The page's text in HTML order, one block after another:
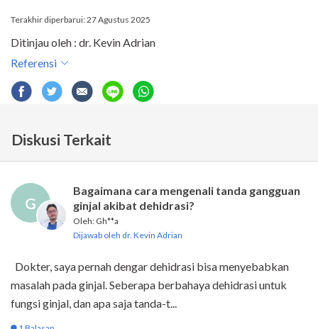
Terakhir diperbarui: 27 Agustus 2025